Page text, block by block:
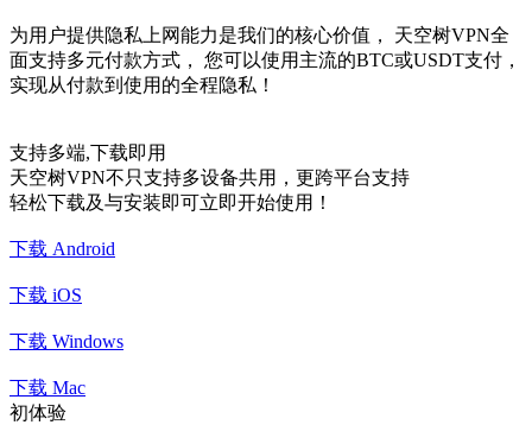
为用户提供隐私上网能力是我们的核心价值， 天空树VPN全
面支持多元付款方式， 您可以使用主流的BTC或USDT支付，
实现从付款到使用的全程隐私！
支持多端,下载即用
天空树VPN不只支持多设备共用，更跨平台支持
轻松下载及与安装即可立即开始使用！
下载 Android
下载 iOS
下载 Windows
下载 Mac
初体验